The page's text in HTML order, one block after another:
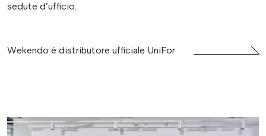
sedute d’ufficio.
Wekendo è distributore ufficiale UniFor